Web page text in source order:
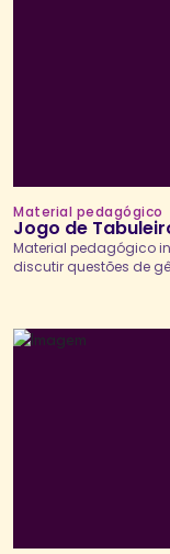
Material pedagógico
Jogo de
Material pedagógico
discutir questões de